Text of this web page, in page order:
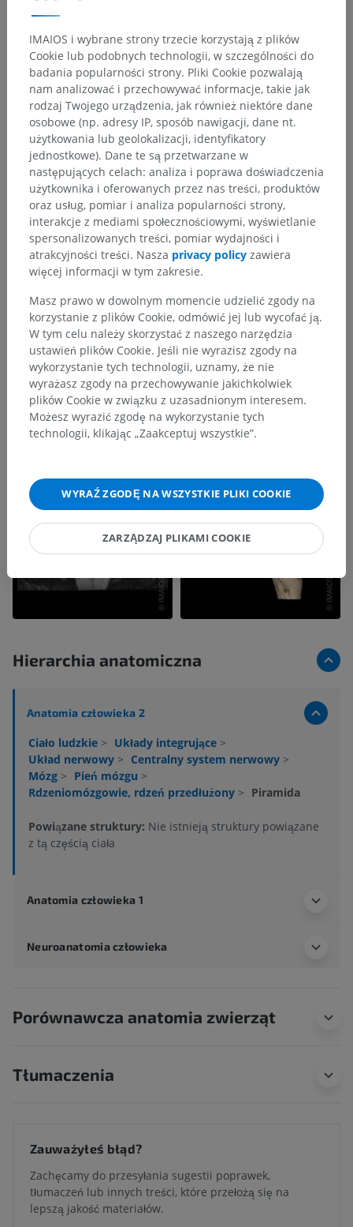
Hierarchia anatomiczna
Anatomia człowieka 2
Ciało ludzkie > Układy integrujące >
Układ nerwowy > Centralny system nerwowy >
Mózg > Pień mózgu >
Rdzeniomózgowie, rdzeń przedłużony > Piramida
Powiązane struktury: Nie istnieją struktury powiązane
z tą częścią ciała
Anatomia człowieka 1
Neuroanatomia człowieka
Porównawcza anatomia zwierząt
Tłumaczenia
Zauważyłeś błąd?
Zachęcamy do przesyłania sugestii poprawek,
tłumaczeń lub innych treści, które przełożą się na
lepszą jakość materiałów.
IMAIOS i wybrane strony trzecie korzystają z plików
Cookie lub podobnych technologii, w szczególności do
badania popularności strony. Pliki Cookie pozwalają
nam analizować i przechowywać informacje, takie jak
rodzaj Twojego urządzenia, jak również niektóre dane
osobowe (np. adresy IP, sposób nawigacji, dane nt.
użytkowania lub geolokalizacji, identyfikatory
jednostkowe). Dane te są przetwarzane w
następujących celach: analiza i poprawa doświadczenia
użytkownika i oferowanych przez nas treści, produktów
oraz usług, pomiar i analiza popularności strony,
interakcje z mediami społecznościowymi, wyświetlanie
spersonalizowanych treści, pomiar wydajności i
atrakcyjności treści. Nasza privacy policy zawiera
więcej informacji w tym zakresie.
Masz prawo w dowolnym momencie udzielić zgody na
korzystanie z plików Cookie, odmówić jej lub wycofać ją.
W tym celu należy skorzystać z naszego narzędzia
ustawień plików Cookie. Jeśli nie wyrazisz zgody na
wykorzystanie tych technologii, uznamy, że nie
wyrażasz zgody na przechowywanie jakichkolwiek
plików Cookie w związku z uzasadnionym interesem.
Możesz wyrazić zgodę na wykorzystanie tych
technologii, klikając „Zaakceptuj wszystkie”.
WYRAŹ ZGODĘ NA WSZYSTKIE PLIKI COOKIE
ZARZĄDZAJ PLIKAMI COOKIE